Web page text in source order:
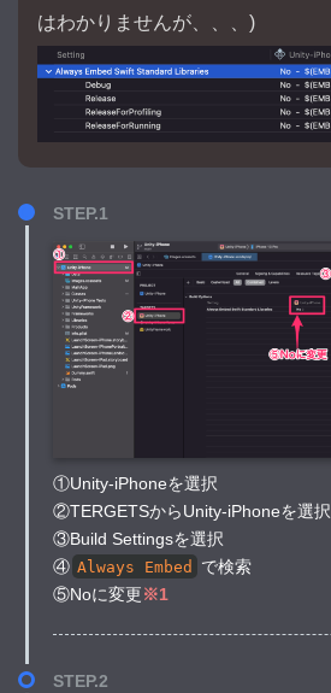
はわかりませんが、、、)
STEP.1
①Unity-iPhoneを選択
②TERGETSからUnity-iPhoneを選択
③Build Settingsを選択
④ Always Embed
で検索
⑤Noに変更※1
STEP.2